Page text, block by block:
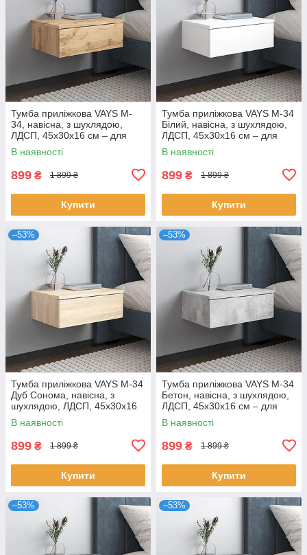
Тумба приліжкова VAYS M-
34, навісна, з шухлядою,
ЛДСП, 45х30х16 см – для
спальні
В наявності
899 ₴ 1 899 ₴
Купити
Тумба приліжкова VAYS M-34
Білий, навісна, з шухлядою,
ЛДСП, 45х30х16 см – для
спальні
В наявності
899 ₴ 1 899 ₴
Купити
–53%
Тумба приліжкова VAYS M-34
Дуб Сонома, навісна, з
шухлядою, ЛДСП, 45х30х16
см – для спальні
В наявності
899 ₴ 1 899 ₴
Купити
–53%
Тумба приліжкова VAYS M-34
Бетон, навісна, з шухлядою,
ЛДСП, 45х30х16 см – для
спальні
В наявності
899 ₴ 1 899 ₴
Купити
–53% –53%